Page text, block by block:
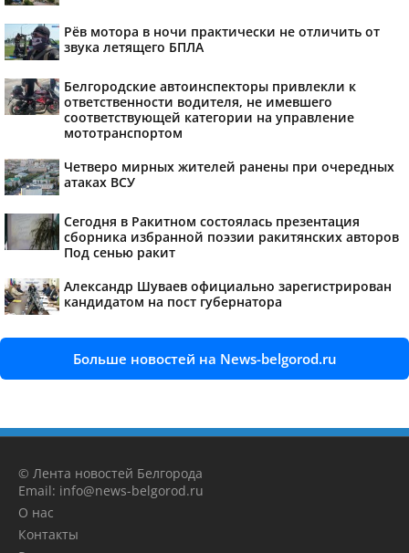
Рёв мотора в ночи практически не отличить от
звука летящего БПЛА
Белгородские автоинспекторы привлекли к
ответственности водителя, не имевшего
соответствующей категории на управление
мототранспортом
Четверо мирных жителей ранены при очередных
атаках ВСУ
Сегодня в Ракитном состоялась презентация
сборника избранной поэзии ракитянских авторов
Под сенью ракит
Александр Шуваев официально зарегистрирован
кандидатом на пост губернатора
Больше новостей на News-belgorod.ru
© Лента новостей Белгорода
Email: info@news-belgorod.ru
О нас
Контакты